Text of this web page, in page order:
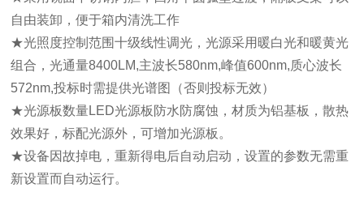
自由装卸，便于箱内清洗工作
★光照度控制范围十级线性调光，光源采用暖白光和暖黄光
组合，光通量8400LM,主波长580nm,峰值600nm,质心波长
572nm,投标时需提供光谱图（否则投标无效）
★光源板数量LED光源板防水防腐蚀，材质为铝基板，散热
效果好，标配光源外，可增加光源板。
★设备因故掉电，重新得电后自动启动，设置的参数无需重
新设置而自动运行。